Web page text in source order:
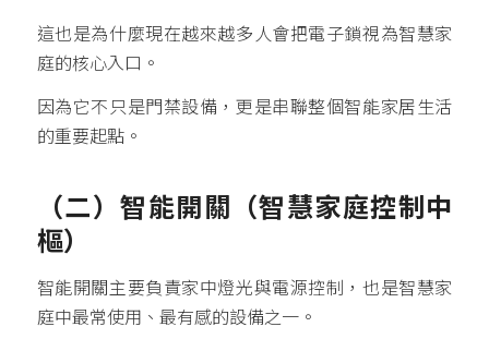
這也是為什麼現在越來越多人會把電子鎖視為智慧家
庭的核心入口。
因為它不只是門禁設備，更是串聯整個智能家居生活
的重要起點。
（二）智能開關（智慧家庭控制中
樞）
智能開關主要負責家中燈光與電源控制，也是智慧家
庭中最常使用、最有感的設備之一。